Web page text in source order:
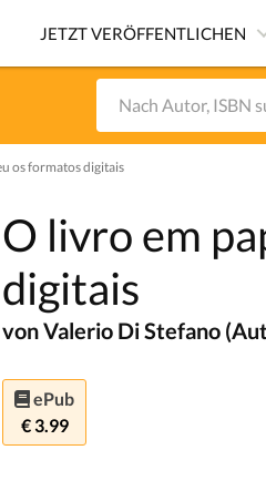
JETZT VERÖFFENTLICHEN
os formatos digitais
O livro em
digitais
von Valerio Di Stefano
ePub
€ 3.99